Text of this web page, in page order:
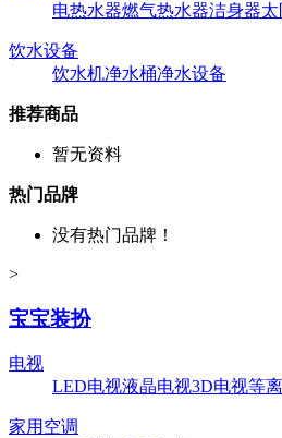
电热水器燃气热水器洁身器
饮水设备
饮水机净水桶净水设备
推荐商品
暂无资料
热门品牌
没有热门品牌！
>
宝宝装扮
电视
LED电视液晶电视3D电视等
家用空调